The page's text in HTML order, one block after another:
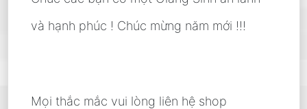
và hạnh phúc ! Chúc mừng năm mới !!!
Mọi thắc mắc vui lòng liên hệ shop